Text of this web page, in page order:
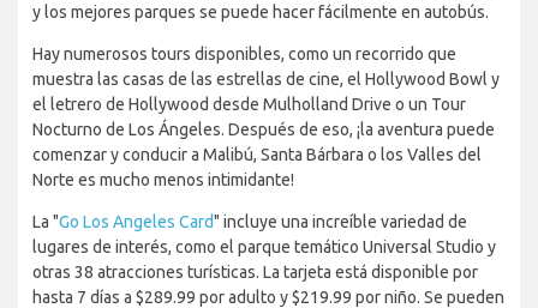
y los mejores parques se puede hacer fácilmente en autobús.
Hay numerosos tours disponibles, como un recorrido que
muestra las casas de las estrellas de cine, el Hollywood Bowl y
el letrero de Hollywood desde Mulholland Drive o un Tour
Nocturno de Los Ángeles. Después de eso, ¡la aventura puede
comenzar y conducir a Malibú, Santa Bárbara o los Valles del
Norte es mucho menos intimidante!
La "Go Los Angeles Card" incluye una increíble variedad de
lugares de interés, como el parque temático Universal Studio y
otras 38 atracciones turísticas. La tarjeta está disponible por
hasta 7 días a $289.99 por adulto y $219.99 por niño. Se pueden